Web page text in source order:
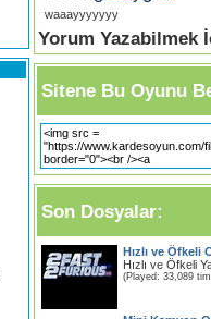
waaayyyyyyy
Yorum Yazabilmek
Sitene Bu Oyunu
Son Dosyalar:
Hızlı ve Öfkeli
Hızlı ve Öfkeli
(Played: 33,089